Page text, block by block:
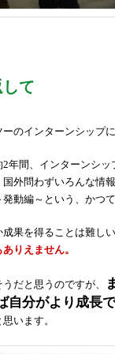
て
のインターンシップ
年間、インターンシッ
外問わずいろんな情
動編～という、かつ
果を得ることは難しい
りえません。
だと思うのですが、
自分がより成長
います。